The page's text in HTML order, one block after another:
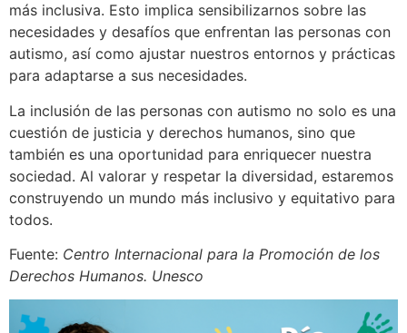
más inclusiva. Esto implica sensibilizarnos sobre las
necesidades y desafíos que enfrentan las personas con
autismo, así como ajustar nuestros entornos y prácticas
para adaptarse a sus necesidades.
La inclusión de las personas con autismo no solo es una
cuestión de justicia y derechos humanos, sino que
también es una oportunidad para enriquecer nuestra
sociedad. Al valorar y respetar la diversidad, estaremos
construyendo un mundo más inclusivo y equitativo para
todos.
Fuente: Centro Internacional para la Promoción de los
Derechos Humanos. Unesco